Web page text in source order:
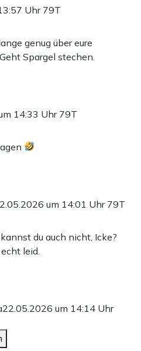
Uhr 79T
genug über eure
Spargel stechen.
14:33 Uhr 79T
um 14:01 Uhr 79T
du auch nicht, Icke?
leid.
22.05.2026 um 14:14 Uhr